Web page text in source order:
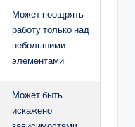
Может поощрять
работу только над
небольшими
элементами.
Может быть
искажено